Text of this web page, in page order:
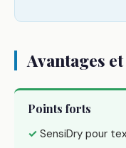
Avantages
Points forts
✓ SensiDry pour